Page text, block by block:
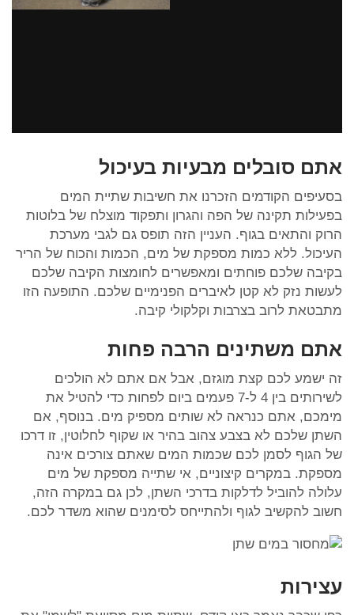
אתם סובלים מבעיות בעיכול
בסעיפים הקודמים הזכרנו את חשיבות שתיית המים
בפעילות תקינה של הפה והגרון ותפקוד מוצלח של בלוטות
הרוק והתאים בגוף. העניין הזה תופס גם לגבי מערכת
העיכול. ללא כמות מספקת של מים, הכמות והכוח של הריר
בקיבה שלכם פוחתים ומאפשרים לחומצות הקיבה שלכם
לעשות נזק לא קטן לאיברים הפנימיים שלכם. התופעה הזו
מתבטאת לרוב בצרבות וקלקולי קיבה.
אתם משתינים הרבה פחות
זה ישמע לכם קצת מוגזם, אבל אם אתם לא הולכים
לשירותים בין 4 ל-7 פעמים ביום לפחות כדי להטיל את
מימכם, אתם כנראה לא שותים מספיק מים. בנוסף, אם
השתן שלכם לא בצבע צהוב בהיר או שקוף לחלוטין, זו דרכו
של הגוף לסמן לכם שכמות המים שאתם צורכים אינה
מספקת. במקרים קיצוניים, אי שתייה מספקת של מים
עלולה להוביל לדלקות בדרכי השתן, לכן גם במקרה הזה,
חשוב להקשיב לגוף ולהתייחס לסימנים שהוא משדר לכם.
עצירות